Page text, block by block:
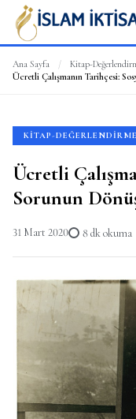
Ana Sayfa / Kitap-
Ücretli Çalışmanın Tarihçesi:
KITAP-DEĞERLENDIRME
Ücretli
Sorunun
31 Mart 2020 8 dk okuma